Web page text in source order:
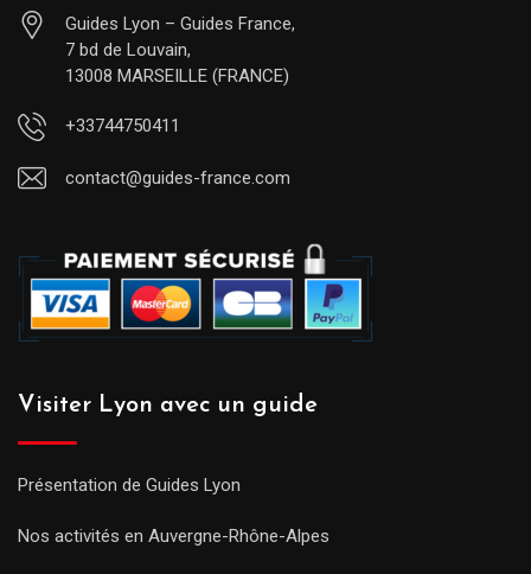
Guides Lyon – Guides France,
7 bd de Louvain,
13008 MARSEILLE (FRANCE)
+33744750411
contact@guides-france.com
Visiter Lyon avec un guide
Présentation de Guides Lyon
Nos activités en Auvergne-Rhône-Alpes